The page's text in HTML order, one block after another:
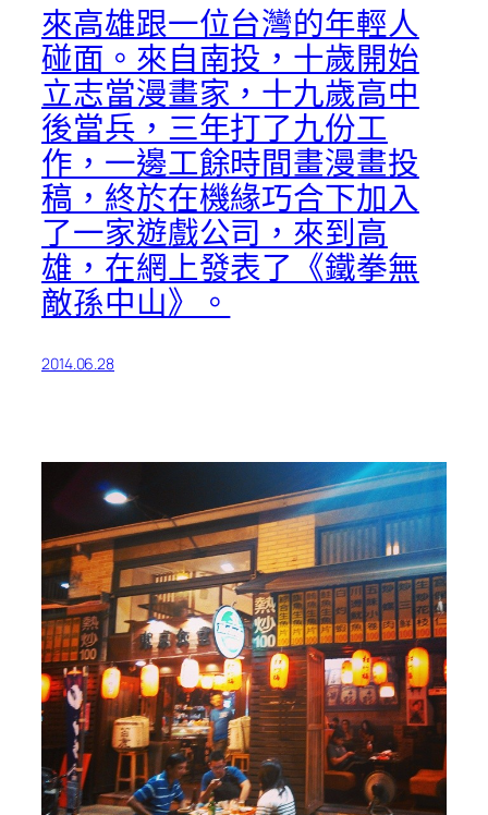
來高雄跟一位台灣的年輕人
碰面。來自南投，十歲開始
立志當漫畫家，十九歲高中
後當兵，三年打了九份工
作，一邊工餘時間畫漫畫投
稿，終於在機緣巧合下加入
了一家遊戲公司，來到高
雄，在網上發表了《鐵拳無
敵孫中山》。
2014.06.28